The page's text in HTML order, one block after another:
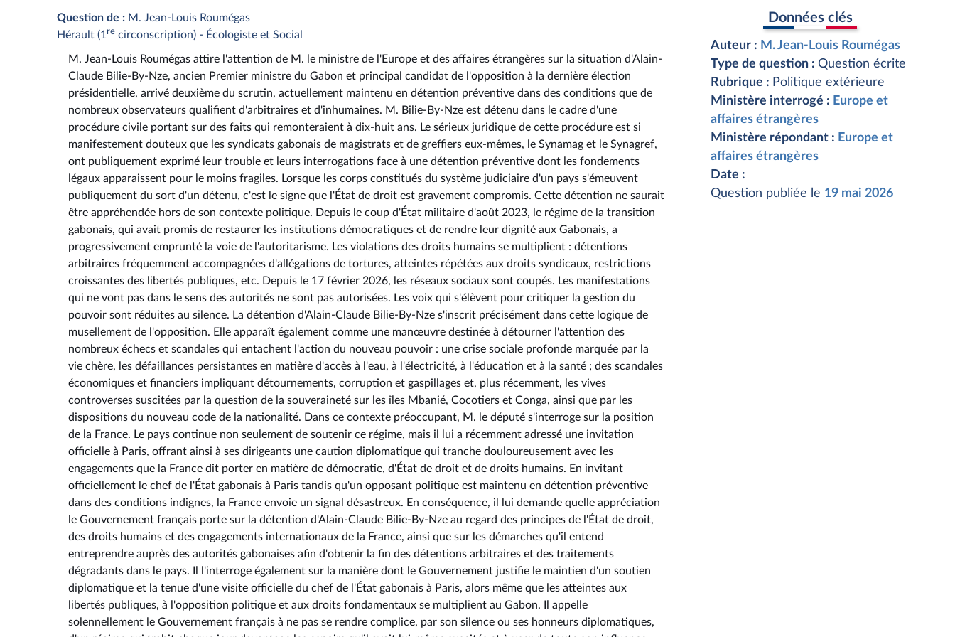
Question de : M. Jean-Louis Roumégas
Hérault (1 re circonscription) - Écologiste et Social
M. Jean-Louis Roumégas attire l'attention de M. le ministre de l'Europe et des affaires étrangères sur la situation d'Alain-
Claude Bilie-By-Nze, ancien Premier ministre du Gabon et principal candidat de l'opposition à la dernière élection
présidentielle, arrivé deuxième du scrutin, actuellement maintenu en détention préventive dans des conditions que de
nombreux observateurs qualifient d'arbitraires et d'inhumaines. M. Bilie-By-Nze est détenu dans le cadre d'une
procédure civile portant sur des faits qui remonteraient à dix-huit ans. Le sérieux juridique de cette procédure est si
manifestement douteux que les syndicats gabonais de magistrats et de greffiers eux-mêmes, le Synamag et le Synagref,
ont publiquement exprimé leur trouble et leurs interrogations face à une détention préventive dont les fondements
légaux apparaissent pour le moins fragiles. Lorsque les corps constitués du système judiciaire d'un pays s'émeuvent
publiquement du sort d'un détenu, c'est le signe que l'État de droit est gravement compromis. Cette détention ne saurait
être appréhendée hors de son contexte politique. Depuis le coup d'État militaire d'août 2023, le régime de la transition
gabonais, qui avait promis de restaurer les institutions démocratiques et de rendre leur dignité aux Gabonais, a
progressivement emprunté la voie de l'autoritarisme. Les violations des droits humains se multiplient : détentions
arbitraires fréquemment accompagnées d'allégations de tortures, atteintes répétées aux droits syndicaux, restrictions
croissantes des libertés publiques, etc. Depuis le 17 février 2026, les réseaux sociaux sont coupés. Les manifestations
qui ne vont pas dans le sens des autorités ne sont pas autorisées. Les voix qui s'élèvent pour critiquer la gestion du
pouvoir sont réduites au silence. La détention d'Alain-Claude Bilie-By-Nze s'inscrit précisément dans cette logique de
musellement de l'opposition. Elle apparaît également comme une manœuvre destinée à détourner l'attention des
nombreux échecs et scandales qui entachent l'action du nouveau pouvoir : une crise sociale profonde marquée par la
vie chère, les défaillances persistantes en matière d'accès à l'eau, à l'électricité, à l'éducation et à la santé ; des scandales
économiques et financiers impliquant détournements, corruption et gaspillages et, plus récemment, les vives
controverses suscitées par la question de la souveraineté sur les îles Mbanié, Cocotiers et Conga, ainsi que par les
dispositions du nouveau code de la nationalité. Dans ce contexte préoccupant, M. le député s'interroge sur la position
de la France. Le pays continue non seulement de soutenir ce régime, mais il lui a récemment adressé une invitation
officielle à Paris, offrant ainsi à ses dirigeants une caution diplomatique qui tranche douloureusement avec les
engagements que la France dit porter en matière de démocratie, d'État de droit et de droits humains. En invitant
officiellement le chef de l'État gabonais à Paris tandis qu'un opposant politique est maintenu en détention préventive
dans des conditions indignes, la France envoie un signal désastreux. En conséquence, il lui demande quelle appréciation
le Gouvernement français porte sur la détention d'Alain-Claude Bilie-By-Nze au regard des principes de l'État de droit,
des droits humains et des engagements internationaux de la France, ainsi que sur les démarches qu'il entend
entreprendre auprès des autorités gabonaises afin d'obtenir la fin des détentions arbitraires et des traitements
dégradants dans le pays. Il l'interroge également sur la manière dont le Gouvernement justifie le maintien d'un soutien
diplomatique et la tenue d'une visite officielle du chef de l'État gabonais à Paris, alors même que les atteintes aux
libertés publiques, à l'opposition politique et aux droits fondamentaux se multiplient au Gabon. Il appelle
solennellement le Gouvernement français à ne pas se rendre complice, par son silence ou ses honneurs diplomatiques,
Données clés
Auteur : M. Jean-Louis Roumégas
Type de question : Question écrite
Rubrique : Politique extérieure
Ministère interrogé : Europe et
affaires étrangères
Ministère répondant : Europe et
affaires étrangères
Date :
Question publiée le 19 mai 2026